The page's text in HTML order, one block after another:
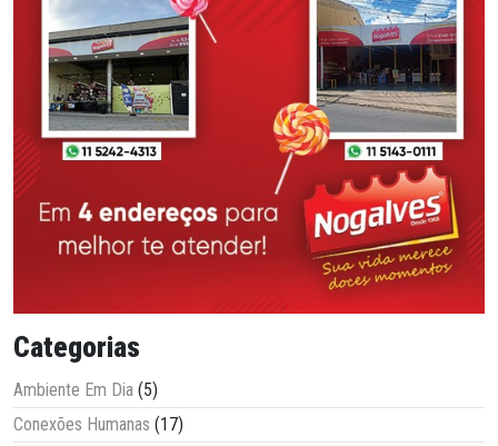
Categorias
Ambiente Em Dia (5)
Conexões Humanas (17)